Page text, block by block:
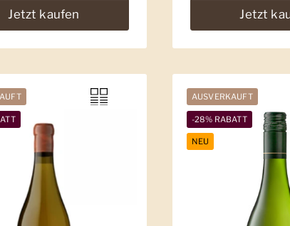
Jetzt kaufen Jetzt
AUSVERKAUFT
-28% RABATT
NEU